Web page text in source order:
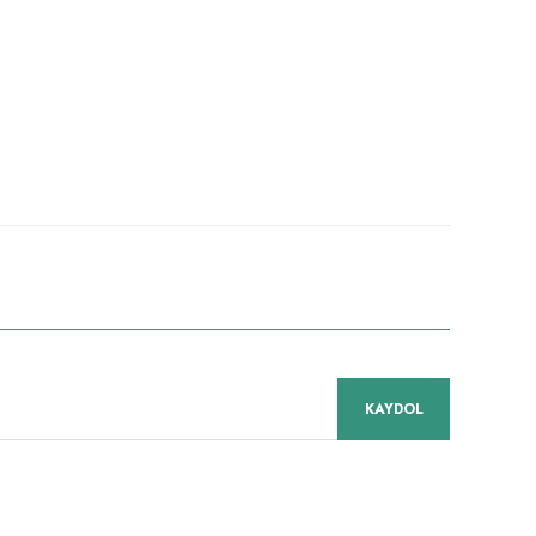
KAYDOL